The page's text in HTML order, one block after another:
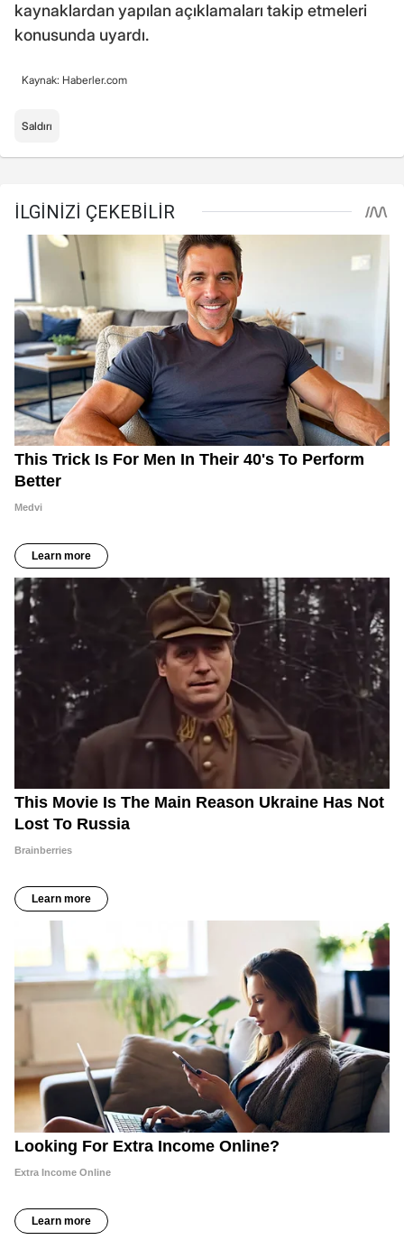
kaynaklardan yapılan açıklamaları takip etmeleri
konusunda uyardı.
Kaynak: Haberler.com
Saldırı